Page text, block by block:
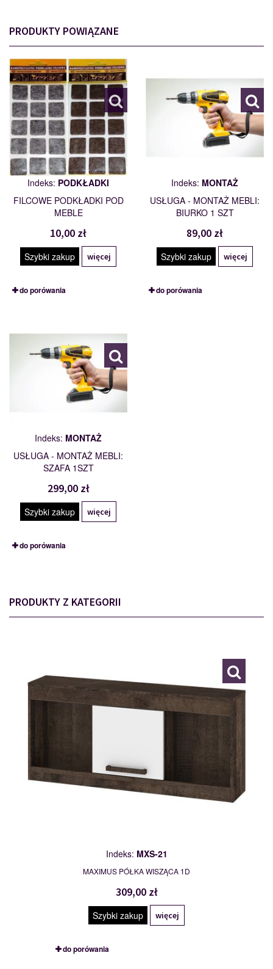
PRODUKTY POWIĄZANE
PODKŁADKI
110562
Indeks: PODKŁADKI
FILCOWE PODKŁADKI POD
MEBLE
10,00 zł
Szybki zakup więcej
do porówania
Indeks: MONTAŻ
USŁUGA - MONTAŻ MEBLI:
BIURKO 1 SZT
89,00 zł
Szybki zakup więcej
do porówania
Indeks: MONTAŻ
USŁUGA - MONTAŻ MEBLI:
SZAFA 1SZT
299,00 zł
Szybki zakup więcej
do porówania
PRODUKTY Z KATEGORII
Indeks: MXS-21
MAXIMUS PÓŁKA WISZĄCA 1D
309,00 zł
Szybki zakup więcej
do porówania